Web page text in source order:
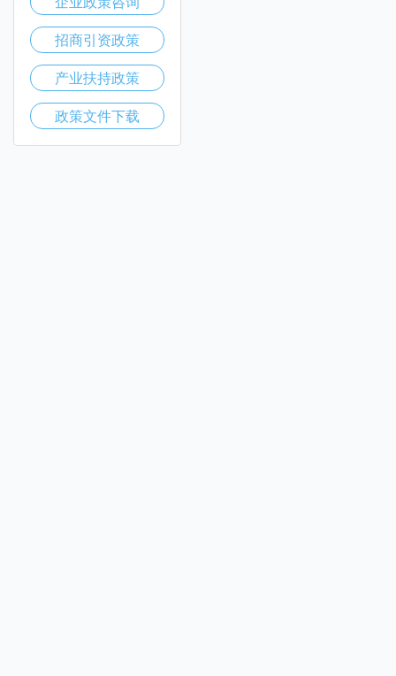
招商引资政策
产业扶持政策
政策文件下载